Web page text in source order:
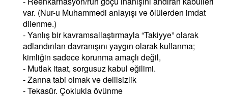
var. (Nur-u Muhammedi anlayışı ve ölülerden imdat
dilenme.)
- Yanlış bir kavramsallaştırmayla “Takiyye” olarak
adlandırılan davranışını yaygın olarak kullanma;
kimliğin sadece korunma amaçlı değil,
- Mutlak itaat, sorgusuz kabul eğilimi.
- Zanna tabi olmak ve delilsizlik
- Tekasür. Çoklukla övünme